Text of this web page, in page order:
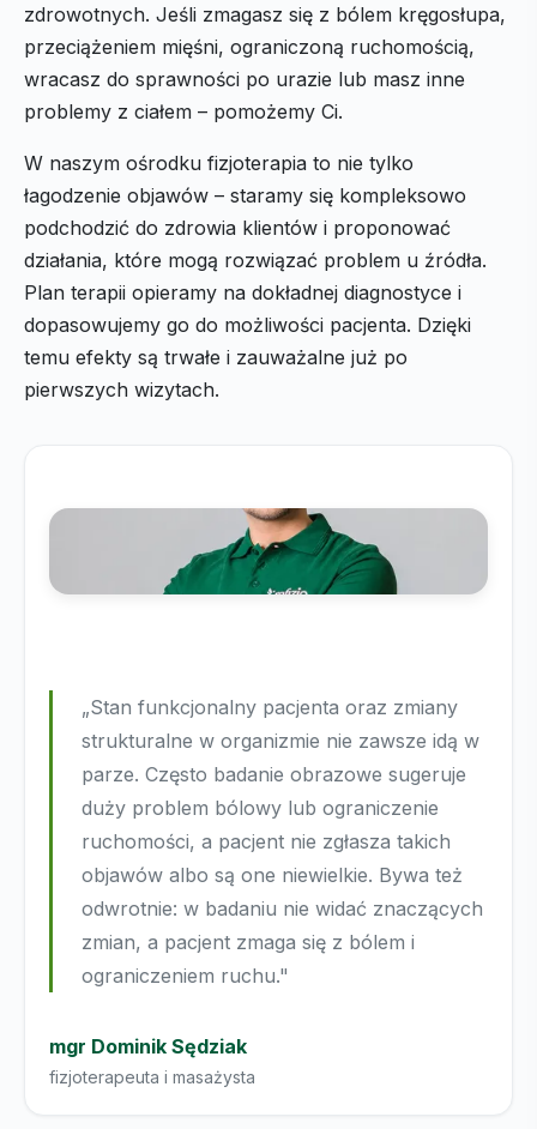
zdrowotnych. Jeśli zmagasz się z bólem kręgosłupa,
przeciążeniem mięśni, ograniczoną ruchomością,
wracasz do sprawności po urazie lub masz inne
problemy z ciałem – pomożemy Ci.
W naszym ośrodku fizjoterapia to nie tylko
łagodzenie objawów – staramy się kompleksowo
podchodzić do zdrowia klientów i proponować
działania, które mogą rozwiązać problem u źródła.
Plan terapii opieramy na dokładnej diagnostyce i
dopasowujemy go do możliwości pacjenta. Dzięki
temu efekty są trwałe i zauważalne już po
pierwszych wizytach.
„Stan funkcjonalny pacjenta oraz zmiany
strukturalne w organizmie nie zawsze idą w
parze. Często badanie obrazowe sugeruje
duży problem bólowy lub ograniczenie
ruchomości, a pacjent nie zgłasza takich
objawów albo są one niewielkie. Bywa też
odwrotnie: w badaniu nie widać znaczących
zmian, a pacjent zmaga się z bólem i
ograniczeniem ruchu."
mgr Dominik Sędziak
fizjoterapeuta i masażysta